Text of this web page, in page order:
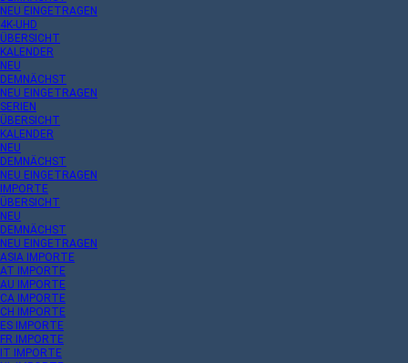
NEU EINGETRAGEN
4K-UHD
ÜBERSICHT
KALENDER
NEU
DEMNÄCHST
NEU EINGETRAGEN
SERIEN
ÜBERSICHT
KALENDER
NEU
DEMNÄCHST
NEU EINGETRAGEN
IMPORTE
ÜBERSICHT
NEU
DEMNÄCHST
NEU EINGETRAGEN
ASIA IMPORTE
AT IMPORTE
AU IMPORTE
CA IMPORTE
CH IMPORTE
ES IMPORTE
FR IMPORTE
IT IMPORTE